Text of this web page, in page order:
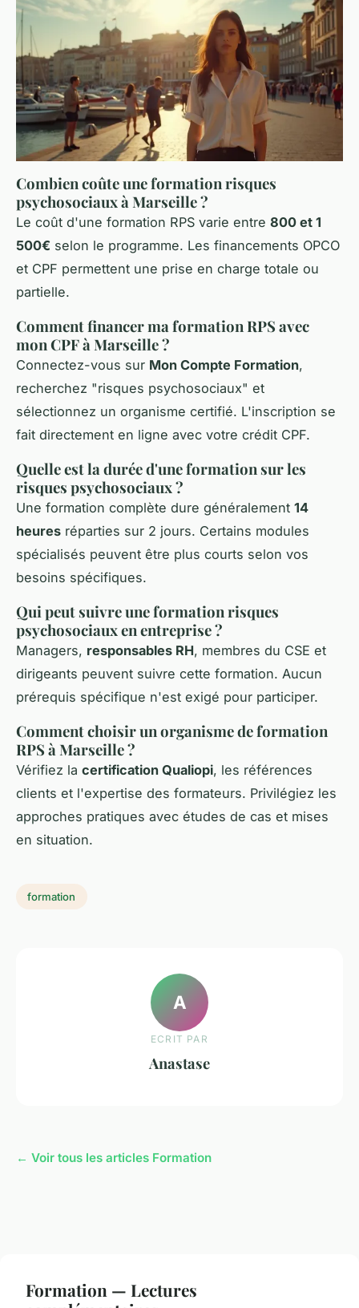
Combien coûte une formation risques
psychosociaux à Marseille ?
Le coût d'une formation RPS varie entre 800 et 1
500€ selon le programme. Les financements OPCO
et CPF permettent une prise en charge totale ou
partielle.
Comment financer ma formation RPS avec
mon CPF à Marseille ?
Connectez-vous sur Mon Compte Formation,
recherchez "risques psychosociaux" et
sélectionnez un organisme certifié. L'inscription se
fait directement en ligne avec votre crédit CPF.
Quelle est la durée d'une formation sur les
risques psychosociaux ?
Une formation complète dure généralement 14
heures réparties sur 2 jours. Certains modules
spécialisés peuvent être plus courts selon vos
besoins spécifiques.
Qui peut suivre une formation risques
psychosociaux en entreprise ?
Managers, responsables RH, membres du CSE et
dirigeants peuvent suivre cette formation. Aucun
prérequis spécifique n'est exigé pour participer.
Comment choisir un organisme de formation
RPS à Marseille ?
Vérifiez la certification Qualiopi, les références
clients et l'expertise des formateurs. Privilégiez les
approches pratiques avec études de cas et mises
en situation.
formation
A
ECRIT PAR
Anastase
← Voir tous les articles Formation
Formation — Lectures